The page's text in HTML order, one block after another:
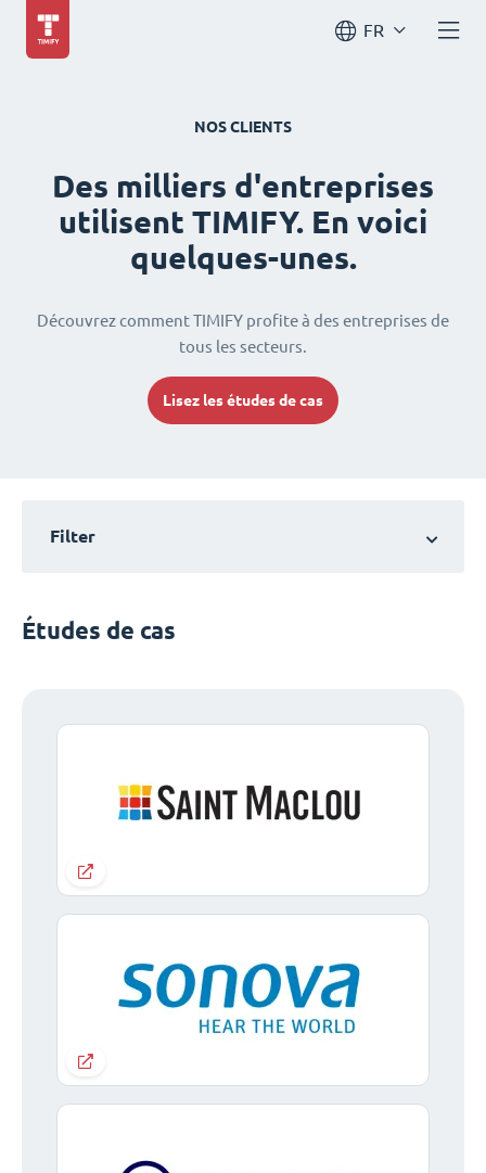
FR
NOS CLIENTS
Des milliers d'entreprises
utilisent TIMIFY. En voici
quelques-unes.
Découvrez comment TIMIFY profite à des entreprises de
tous les secteurs.
Lisez les études de cas
Filter
Études de cas